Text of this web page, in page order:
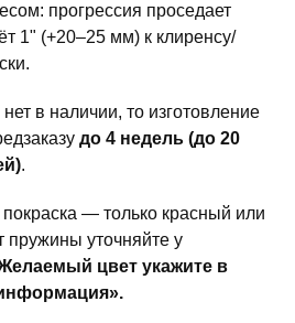
прогрессия проседает
1" (+20–25 мм) к клиренсу/
в наличии, то изготовление
до 4 недель (до 20
.
— только красный или
пружины уточняйте у
цвет укажите в